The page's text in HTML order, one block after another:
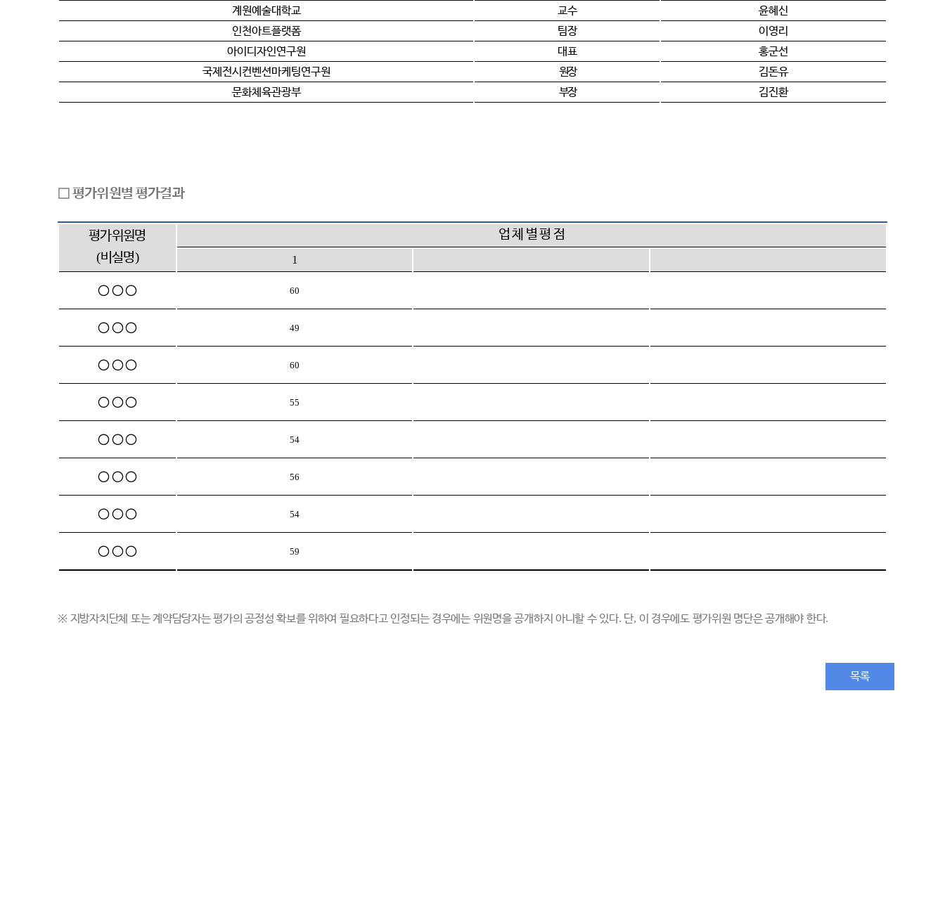
계원예술대학교
교수
윤혜신
인천아트플랫폼
팀장
이영리
아이디자인연구원
대표
홍군선
국제전시컨벤션마케팅연구원
원장
김돈유
문화체육관광부
부장 김진환
□평가위원별 평가결과
평가위원명
(비실명)
업 체 별 평 점
1
○ ○ ○ 60
○ ○ ○ 49
○ ○ ○ 60
○ ○ ○ 55
○ ○ ○ 54
○ ○ ○ 56
○ ○ ○ 54
○ ○ ○ 59
※ 지방자치단체 또는 계약담당자는 평가의 공정성 확보를 위하여 필요하다고 인정되는 경우에는 위원명을 공개하지 아니할 수 있다. 단, 이 경우에도 평가위원 명단은 공개해야 한다.
목록